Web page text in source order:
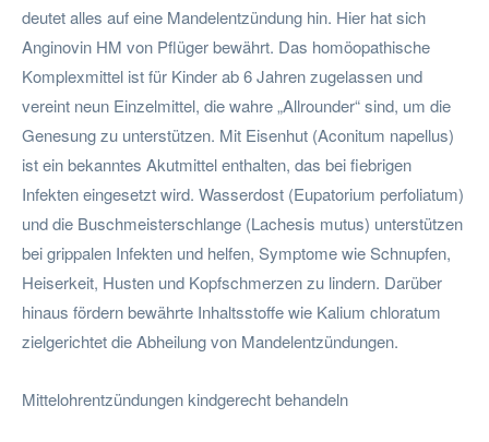
deutet alles auf eine Mandelentzündung hin. Hier hat sich
Anginovin HM von Pflüger bewährt. Das homöopathische
Komplexmittel ist für Kinder ab 6 Jahren zugelassen und
vereint neun Einzelmittel, die wahre „Allrounder“ sind, um die
Genesung zu unterstützen. Mit Eisenhut (Aconitum napellus)
ist ein bekanntes Akutmittel enthalten, das bei fiebrigen
Infekten eingesetzt wird. Wasserdost (Eupatorium perfoliatum)
und die Buschmeisterschlange (Lachesis mutus) unterstützen
bei grippalen Infekten und helfen, Symptome wie Schnupfen,
Heiserkeit, Husten und Kopfschmerzen zu lindern. Darüber
hinaus fördern bewährte Inhaltsstoffe wie Kalium chloratum
zielgerichtet die Abheilung von Mandelentzündungen.
Mittelohrentzündungen kindgerecht behandeln